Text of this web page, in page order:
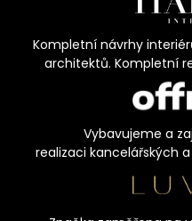
Kompletní návrhy
architektů. Kompletní
Vybavujeme a
realizaci kancelářských